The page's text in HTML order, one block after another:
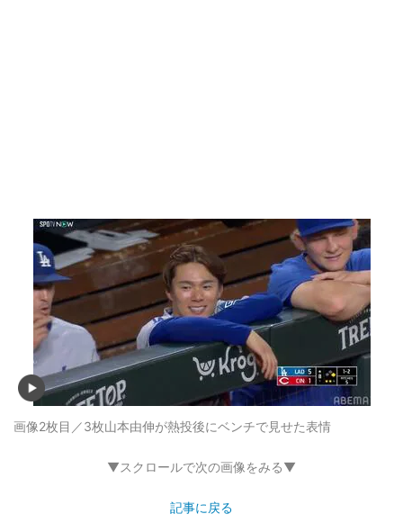
画像2枚目／3枚山本由伸が熱投後にベンチで見せた表情
▼スクロールで次の画像をみる▼
記事に戻る